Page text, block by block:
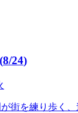
(8/24)
街を練り歩く